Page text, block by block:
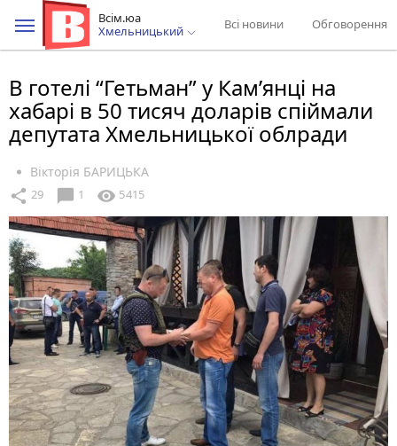
Всім.юа
Хмельницький
Всі новини Обговорення
В готелі “Гетьман” у Кам’янці на
хабарі в 50 тисяч доларів спіймали
депутата Хмельницької облради
Вікторія БАРИЦЬКА
share 29 chat_bubble 1 visibility 5415